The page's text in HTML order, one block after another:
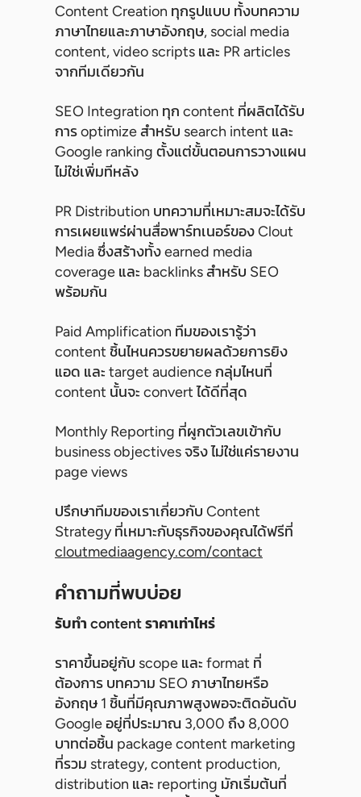
Content Creation ทุกรูปแบบ ทั้งบทความ
ภาษาไทยและภาษาอังกฤษ, social media
content, video scripts และ PR articles
จากทีมเดียวกัน
SEO Integration ทุก content ที่ผลิตได้รับ
การ optimize สำหรับ search intent และ
Google ranking ตั้งแต่ขั้นตอนการวางแผน
ไม่ใช่เพิ่มทีหลัง
PR Distribution บทความที่เหมาะสมจะได้รับ
การเผยแพร่ผ่านสื่อพาร์ทเนอร์ของ Clout
Media ซึ่งสร้างทั้ง earned media
coverage และ backlinks สำหรับ SEO
พร้อมกัน
Paid Amplification ทีมของเรารู้ว่า
content ชิ้นไหนควรขยายผลด้วยการยิง
แอด และ target audience กลุ่มไหนที่
content นั้นจะ convert ได้ดีที่สุด
Monthly Reporting ที่ผูกตัวเลขเข้ากับ
business objectives จริง ไม่ใช่แค่รายงาน
page views
ปรึกษาทีมของเราเกี่ยวกับ Content
Strategy ที่เหมาะกับธุรกิจของคุณได้ฟรีที่
cloutmediaagency.com/contact
คำถามที่พบบ่อย
รับทำ content ราคาเท่าไหร่
ราคาขึ้นอยู่กับ scope และ format ที่
ต้องการ บทความ SEO ภาษาไทยหรือ
อังกฤษ 1 ชิ้นที่มีคุณภาพสูงพอจะติดอันดับ
Google อยู่ที่ประมาณ 3,000 ถึง 8,000
บาทต่อชิ้น package content marketing
ที่รวม strategy, content production,
distribution และ reporting มักเริ่มต้นที่